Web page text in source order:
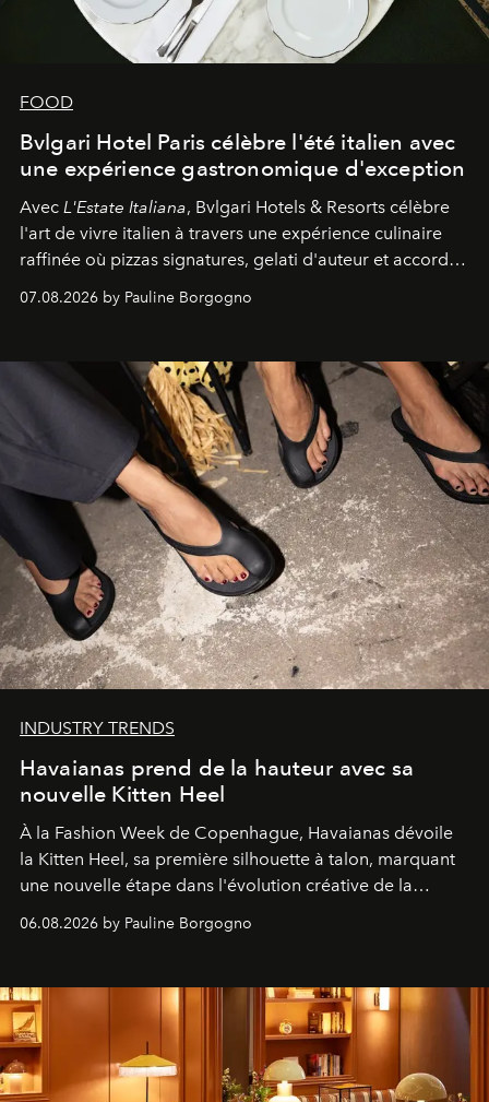
FOOD
Bvlgari Hotel Paris célèbre l'été italien avec
une expérience gastronomique d'exception
Avec L'Estate Italiana, Bvlgari Hotels & Resorts célèbre
l'art de vivre italien à travers une expérience culinaire
raffinée où pizzas signatures, gelati d'auteur et accords
07.08.2026 by Pauline Borgogno
INDUSTRY TRENDS
Havaianas prend de la hauteur avec sa
nouvelle Kitten Heel
À la Fashion Week de Copenhague, Havaianas dévoile
la Kitten Heel, sa première silhouette à talon, marquant
une nouvelle étape dans l'évolution créative de la
06.08.2026 by Pauline Borgogno